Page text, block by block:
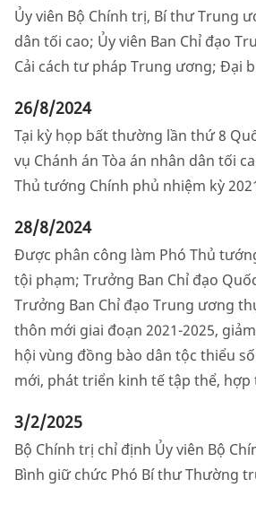
Ủy viên Bộ Chính trị, Bí thư Trung
dân tối cao; Ủy viên Ban Chỉ đạo
Cải cách tư pháp Trung ương; Đại
26/8/2024
Tại kỳ họp bất thường lần thứ 8
vụ Chánh án Tòa án nhân dân tối
Thủ tướng Chính phủ nhiệm kỳ
28/8/2024
Được phân công làm Phó Thủ
tội phạm; Trưởng Ban Chỉ đạo
Trưởng Ban Chỉ đạo Trung ương
thôn mới giai đoạn 2021-2025,
hội vùng đồng bào dân tộc thiểu
mới, phát triển kinh tế tập thể, hợp
3/2/2025
Bộ Chính trị chỉ định Ủy viên Bộ
Bình giữ chức Phó Bí thư Thường